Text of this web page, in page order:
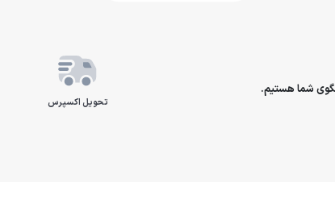
تحویل اکسپرس